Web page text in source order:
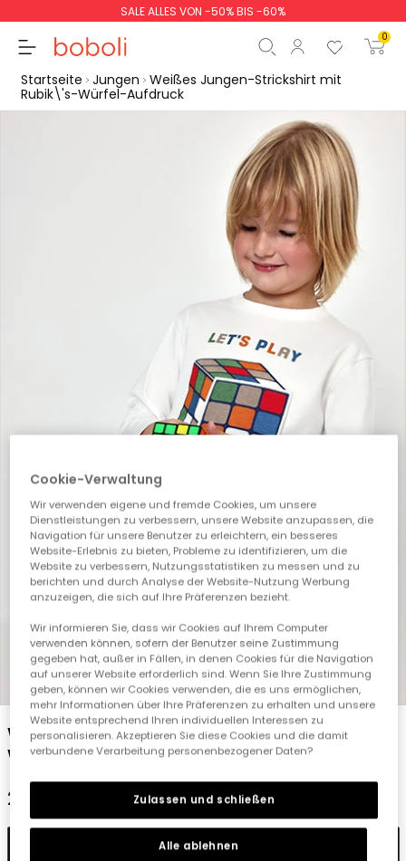
SALE ALLES VON -50% BIS -60%
0
0,00 €
0,00 €
Start der Bestellung
Startseite Jungen Weißes Jungen-Strickshirt mit
Rubik\'s-Würfel-Aufdruck
1 2 3 4 5
Weißes Jungen-Strickshirt mit Rubik\'s-
Würfel-Aufdruck
23,95 €
In den Warenkorb
Cookie-Verwaltung
Wir verwenden eigene und fremde Cookies, um unsere
Dienstleistungen zu verbessern, unsere Website anzupassen, die
Navigation für unsere Benutzer zu erleichtern, ein besseres
Website-Erlebnis zu bieten, Probleme zu identifizieren, um die
Website zu verbessern, Nutzungsstatistiken zu messen und zu
berichten und durch Analyse der Website-Nutzung Werbung
anzuzeigen, die sich auf Ihre Präferenzen bezieht.
Wir informieren Sie, dass wir Cookies auf Ihrem Computer
verwenden können, sofern der Benutzer seine Zustimmung
gegeben hat, außer in Fällen, in denen Cookies für die Navigation
auf unserer Website erforderlich sind. Wenn Sie Ihre Zustimmung
geben, können wir Cookies verwenden, die es uns ermöglichen,
mehr Informationen über Ihre Präferenzen zu erhalten und unsere
Website entsprechend Ihren individuellen Interessen zu
personalisieren. Akzeptieren Sie diese Cookies und die damit
verbundene Verarbeitung personenbezogener Daten?
Alle ablehnen
Zulassen und schließen